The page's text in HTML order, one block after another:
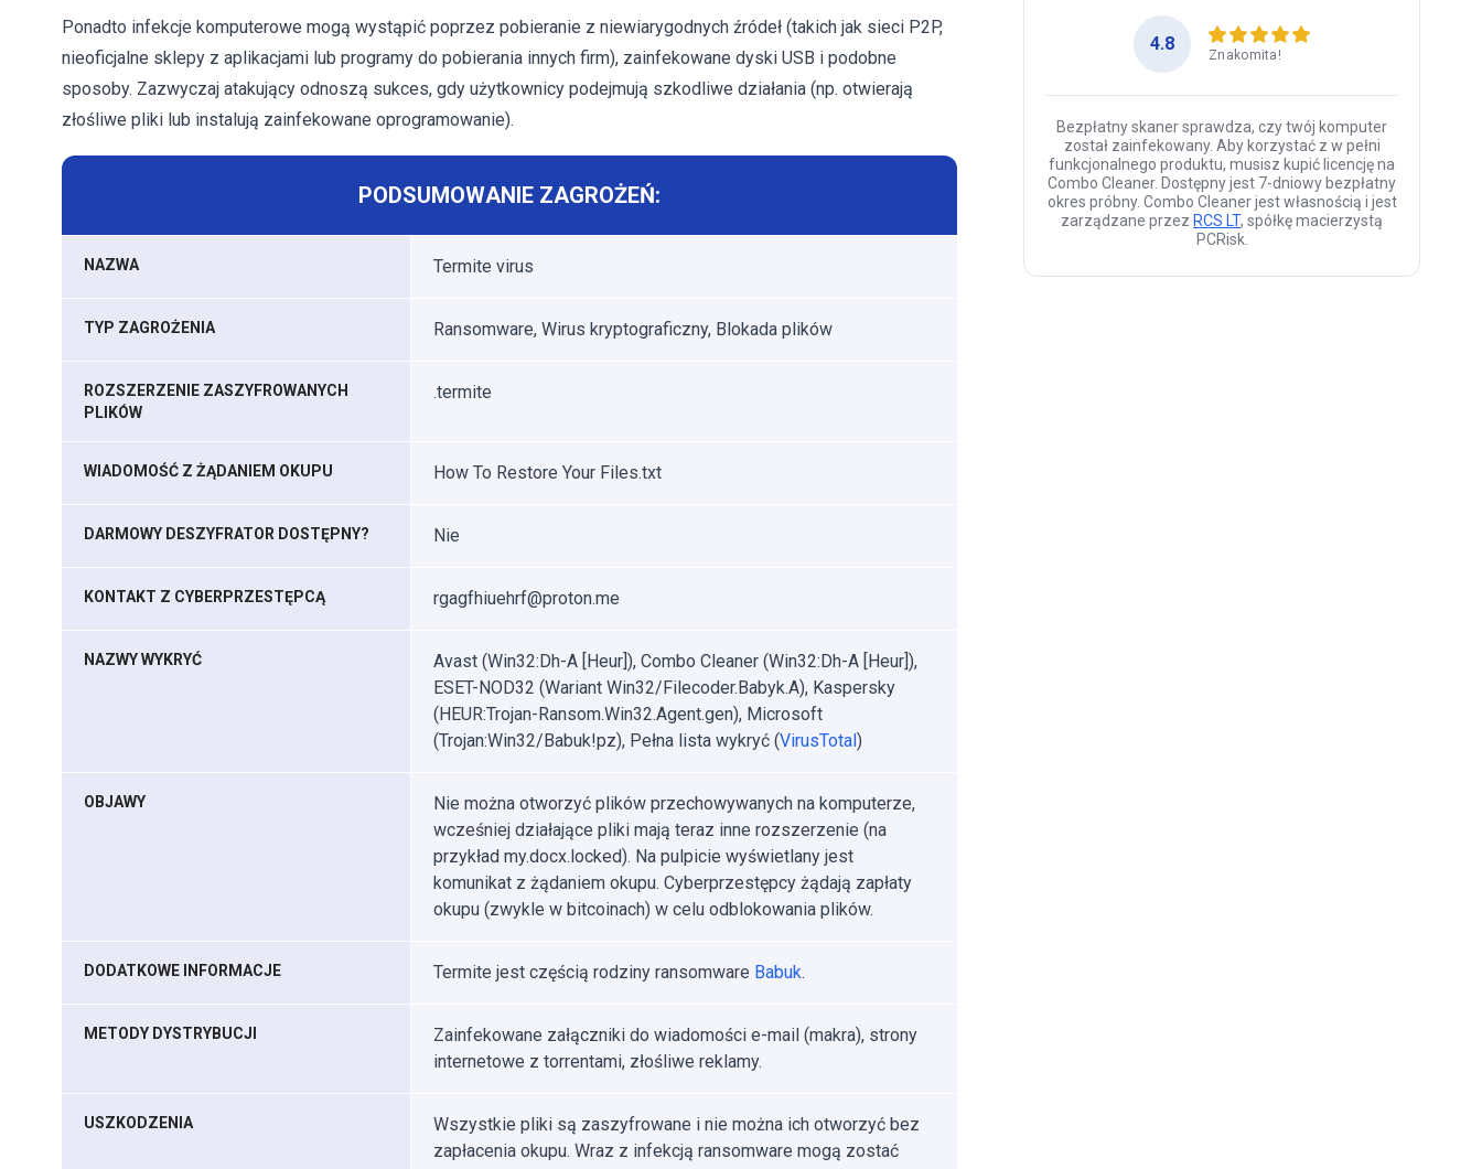
Ponadto infekcje komputerowe mogą wystąpić poprzez pobieranie z niewiarygodnych źródeł (takich jak sieci P2P,
nieoficjalne sklepy z aplikacjami lub programy do pobierania innych firm), zainfekowane dyski USB i podobne
sposoby. Zazwyczaj atakujący odnoszą sukces, gdy użytkownicy podejmują szkodliwe działania (np. otwierają
złośliwe pliki lub instalują zainfekowane oprogramowanie).
PODSUMOWANIE ZAGROŻEŃ:
NAZWA Termite virus
TYP ZAGROŻENIA Ransomware, Wirus kryptograficzny, Blokada plików
ROZSZERZENIE ZASZYFROWANYCH
PLIKÓW
.termite
WIADOMOŚĆ Z ŻĄDANIEM OKUPU How To Restore Your Files.txt
DARMOWY DESZYFRATOR DOSTĘPNY? Nie
KONTAKT Z CYBERPRZESTĘPCĄ rgagfhiuehrf@proton.me
NAZWY WYKRYĆ
Avast (Win32:Dh-A [Heur]), Combo Cleaner (Win32:Dh-A [Heur]),
ESET-NOD32 (Wariant Win32/Filecoder.Babyk.A), Kaspersky
(HEUR:Trojan-Ransom.Win32.Agent.gen), Microsoft
(Trojan:Win32/Babuk!pz), Pełna lista wykryć (VirusTotal)
OBJAWY
Nie można otworzyć plików przechowywanych na komputerze,
wcześniej działające pliki mają teraz inne rozszerzenie (na
przykład my.docx.locked). Na pulpicie wyświetlany jest
komunikat z żądaniem okupu. Cyberprzestępcy żądają zapłaty
okupu (zwykle w bitcoinach) w celu odblokowania plików.
DODATKOWE INFORMACJE Termite jest częścią rodziny ransomware Babuk.
METODY DYSTRYBUCJI
Zainfekowane załączniki do wiadomości e-mail (makra), strony
internetowe z torrentami, złośliwe reklamy.
USZKODZENIA
Wszystkie pliki są zaszyfrowane i nie można ich otworzyć bez
zapłacenia okupu. Wraz z infekcją ransomware mogą zostać
4.8
Znakomita!
Bezpłatny skaner sprawdza, czy twój komputer
został zainfekowany. Aby korzystać z w pełni
funkcjonalnego produktu, musisz kupić licencję na
Combo Cleaner. Dostępny jest 7-dniowy bezpłatny
okres próbny. Combo Cleaner jest własnością i jest
zarządzane przez RCS LT, spółkę macierzystą
PCRisk.